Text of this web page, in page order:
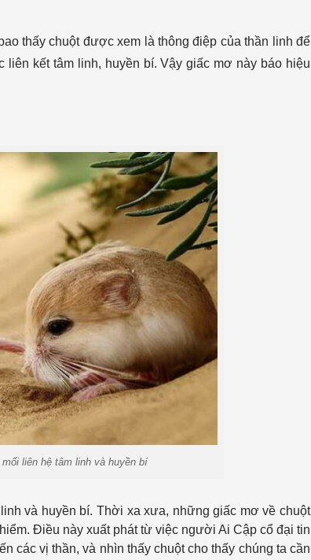
thấy chuột được xem là thông điệp của thần linh để
liên kết tâm linh, huyền bí. Vậy giấc mơ này báo hiệu
liên hệ tâm linh và huyền bí
và huyền bí. Thời xa xưa, những giấc mơ về chuột
Điều này xuất phát từ việc người Ai Cập cổ đại tin
các vị thần, và nhìn thấy chuột cho thấy chúng ta cần